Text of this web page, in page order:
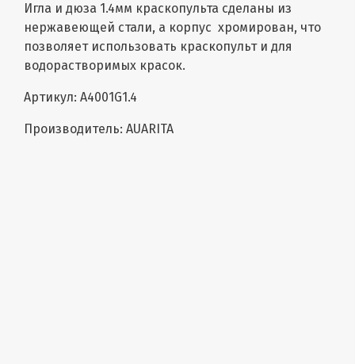
Игла и дюза 1.4мм краскопульта сделаны из
нержавеющей стали, а корпус хромирован, что
позволяет использовать краскопульт и для
водорастворимых красок.
Артикул: A4001G1.4
Производитель: AUARITA